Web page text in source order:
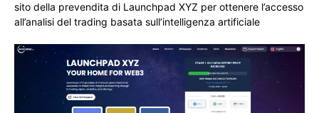
sito della prevendita di Launchpad XYZ per ottenere l’accesso
all’analisi del trading basata sull’intelligenza artificiale